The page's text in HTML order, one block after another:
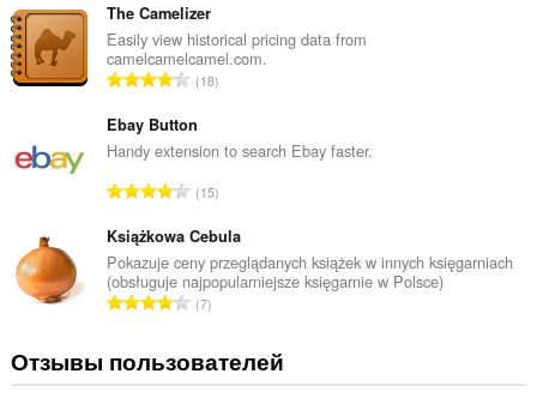
е
н
о
к
:
е
г
о
о
е
н
о
к
:
The Camelizer
Easily view historical pricing data from
camelcamelcamel.com.
В
е
г
о
е
н
о
к
18
Ebay Button
Handy extension to search Ebay faster.
В
е
г
о
о
е
н
15
Książkowa Cebula
Pokazuje ceny przeglądanych książek w innych księgarniach
(obsługuje najpopularniejsze księgarnie w Polsce)
В
г
7
Отзывы пользователей